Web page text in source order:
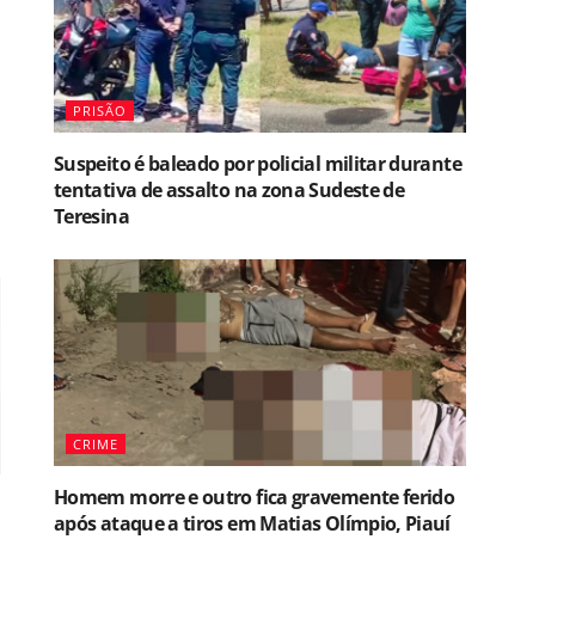
PRISÃO
Suspeito é baleado por policial militar durante
tentativa de assalto na zona Sudeste de
Teresina
CRIME
Homem morre e outro fica gravemente ferido
após ataque a tiros em Matias Olímpio, Piauí